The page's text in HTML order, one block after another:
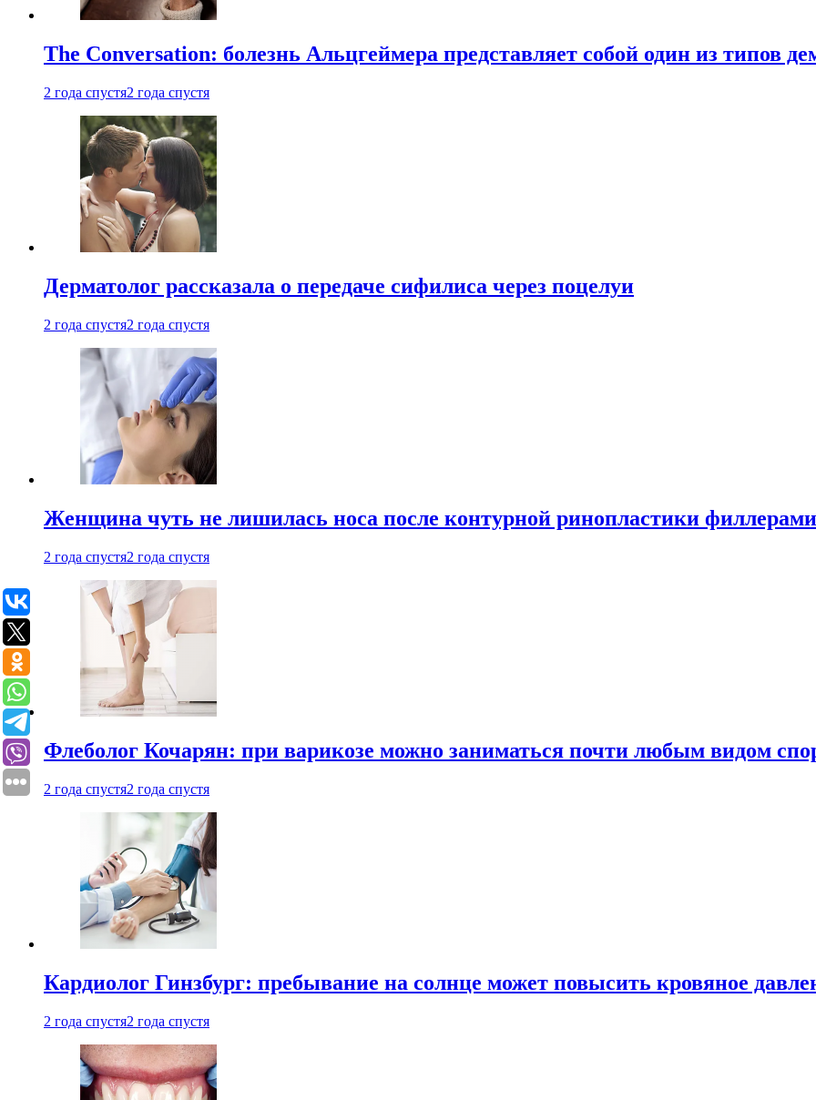
The Conversation: болезнь Альцгеймера представляет собой один из типов
2 года спустя2 года спустя
Дерматолог рассказала о передаче сифилиса через поцелуи
2 года спустя2 года спустя
Женщина чуть не лишилась носа после контурной ринопластики филлерами
2 года спустя2 года спустя
Флеболог Кочарян: при варикозе можно заниматься почти любым видом
2 года спустя2 года спустя
Кардиолог Гинзбург: пребывание на солнце может повысить кровяное
2 года спустя2 года спустя